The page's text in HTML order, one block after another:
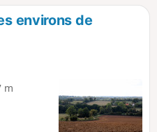
Saint
Lys-
fort
à
1430
depuis
environs de
m